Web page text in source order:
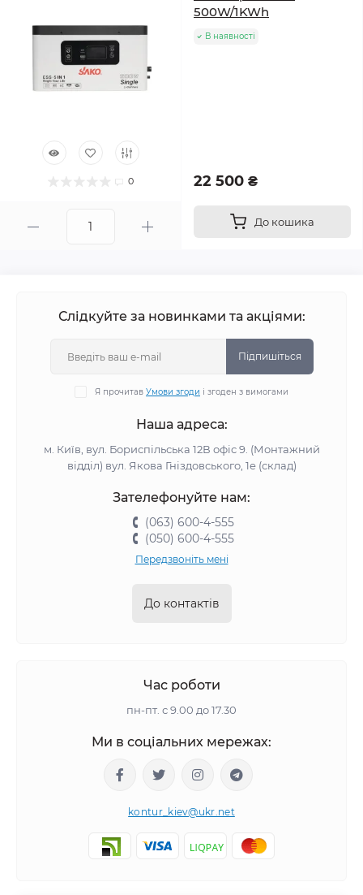
0
500W/1KWh
В наявності
22 500 ₴
До кошика
Слідкуйте за новинками та акціями:
Підпишіться
Я прочитав Умови згоди і згоден з вимогами
Наша адреса:
м. Київ, вул. Бориспільська 12В офіс 9. (Монтажний
відділ) вул. Якова Гніздовського, 1е (склад)
Зателефонуйте нам:
(063) 600-4-555
(050) 600-4-555
Передзвоніть мені
До контактів
Час роботи
пн-пт. с 9.00 до 17.30
Ми в соціальних мережах:
kontur_kiev@ukr.net